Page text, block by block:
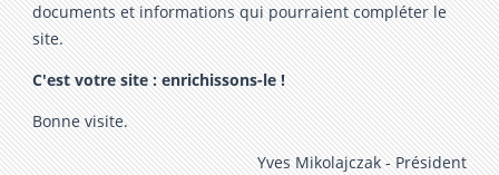
documents et informations qui pourraient compléter le
site.
C'est votre site : enrichissons-le !
Bonne visite.
Yves Mikolajczak - Président